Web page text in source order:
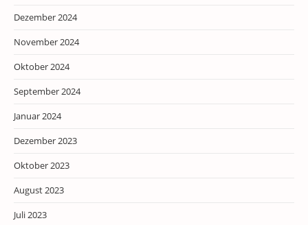
Dezember 2024
November 2024
Oktober 2024
September 2024
Januar 2024
Dezember 2023
Oktober 2023
August 2023
Juli 2023